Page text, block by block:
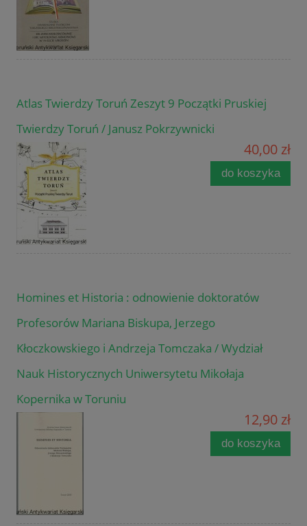
Atlas Twierdzy Toruń Zeszyt 9 Początki Pruskiej
Twierdzy Toruń / Janusz Pokrzywnicki
40,00 zł
do koszyka
Homines et Historia : odnowienie doktoratów
Profesorów Mariana Biskupa, Jerzego
Kłoczkowskiego i Andrzeja Tomczaka / Wydział
Nauk Historycznych Uniwersytetu Mikołaja
Kopernika w Toruniu
12,90 zł
do koszyka